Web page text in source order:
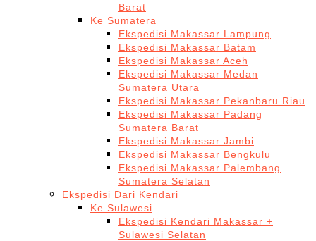
Barat
Ke Sumatera
Ekspedisi Makassar Lampung
Ekspedisi Makassar Batam
Ekspedisi Makassar Aceh
Ekspedisi Makassar Medan
Sumatera Utara
Ekspedisi Makassar Pekanbaru Riau
Ekspedisi Makassar Padang
Sumatera Barat
Ekspedisi Makassar Jambi
Ekspedisi Makassar Bengkulu
Ekspedisi Makassar Palembang
Sumatera Selatan
Ekspedisi Dari Kendari
Ke Sulawesi
Ekspedisi Kendari Makassar +
Sulawesi Selatan